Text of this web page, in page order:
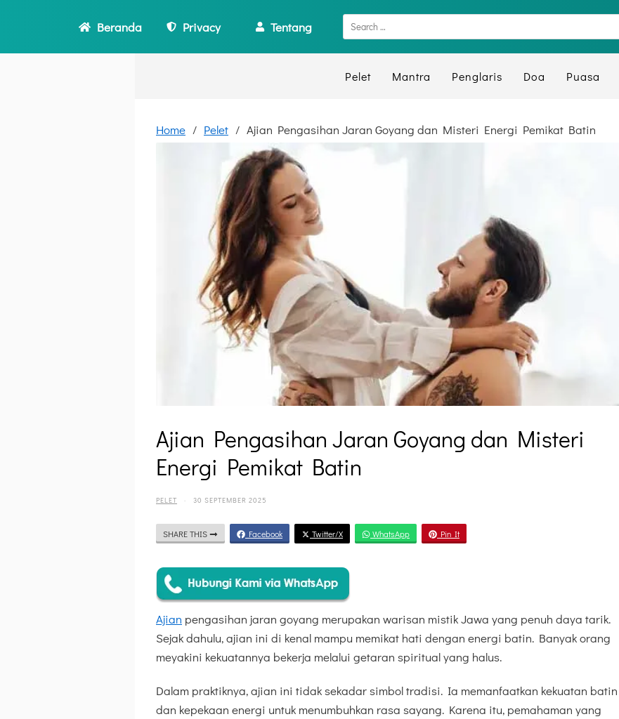
Beranda Privacy Tentang
Pelet Mantra Penglaris Doa Puasa
Home Pelet Ajian Pengasihan Jaran Goyang dan Misteri Energi Pemikat Batin
Ajian Pengasihan Jaran Goyang dan Misteri
Energi Pemikat Batin
PELET · 30 SEPTEMBER 2025
SHARE THIS Facebook Twitter/X WhatsApp Pin It
Ajian pengasihan jaran goyang merupakan warisan mistik Jawa yang penuh daya tarik.
Sejak dahulu, ajian ini di kenal mampu memikat hati dengan energi batin. Banyak orang
meyakini kekuatannya bekerja melalui getaran spiritual yang halus.
Dalam praktiknya, ajian ini tidak sekadar simbol tradisi. Ia memanfaatkan kekuatan batin
dan kepekaan energi untuk menumbuhkan rasa sayang. Karena itu, pemahaman yang